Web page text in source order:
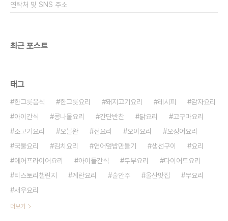
갈 진미채는 200g 준비해 주세요..
연락처 및 SNS 주소
최근 포스트
태그
한그릇음식 한그릇요리 돼지고기요리 레시피
감자요리
아이간식
콩나물요리 간단반찬 닭요리
고구마요리
소고기요리
오블완 전요리 오이요리
오징어요리
국물요리
김치요리 연어덮밥만들기 생선구이
요리
에어프라이어요리
아이들간식 두부요리
다이어트요리
티스토리챌린지
계란요리 술안주 울산맛집
무요리
새우요리
더보기